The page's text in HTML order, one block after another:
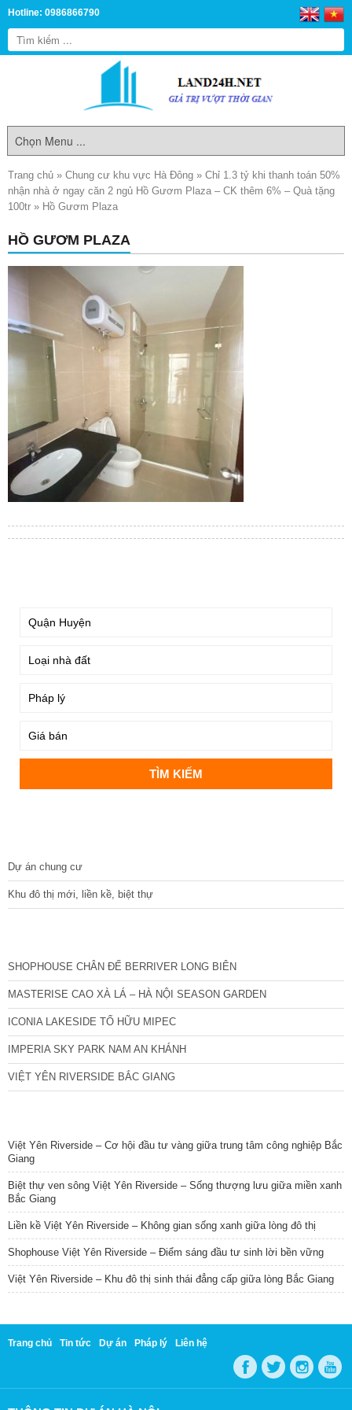
Hotline: 0986866790
Trang chủ » Chung cư khu vực Hà Đông » Chỉ 1.3 tỷ khi thanh toán 50%
nhận nhà ở ngay căn 2 ngủ Hồ Gươm Plaza – CK thêm 6% – Quà tặng
100tr » Hồ Gươm Plaza
HỒ GƯƠM PLAZA
Dự án chung cư
Khu đô thị mới, liền kề, biệt thự
SHOPHOUSE CHÂN ĐẾ BERRIVER LONG BIÊN
MASTERISE CAO XÀ LÁ – HÀ NỘI SEASON GARDEN
ICONIA LAKESIDE TỐ HỮU MIPEC
IMPERIA SKY PARK NAM AN KHÁNH
VIỆT YÊN RIVERSIDE BẮC GIANG
Việt Yên Riverside – Cơ hội đầu tư vàng giữa trung tâm công nghiệp Bắc
Giang
Biệt thự ven sông Việt Yên Riverside – Sống thượng lưu giữa miền xanh
Bắc Giang
Liền kề Việt Yên Riverside – Không gian sống xanh giữa lòng đô thị
Shophouse Việt Yên Riverside – Điểm sáng đầu tư sinh lời bền vững
Việt Yên Riverside – Khu đô thị sinh thái đẳng cấp giữa lòng Bắc Giang
Trang chủ Tin tức Dự án Pháp lý Liên hệ